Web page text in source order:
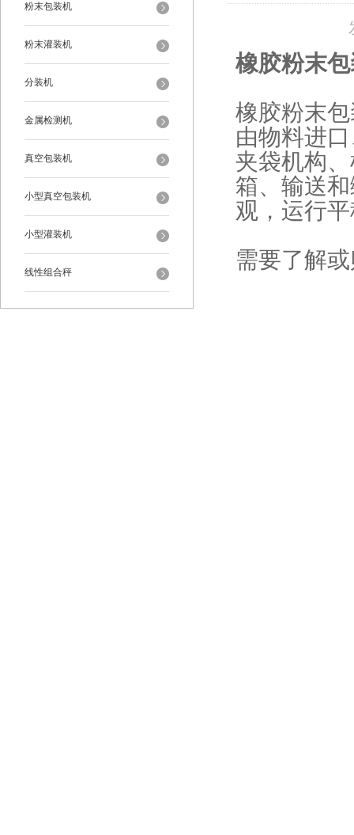
粉末包装机
粉末灌装机
分装机
金属检测机
真空包装机
小型真空包装机
小型灌装机
线性组合秤
橡胶粉末
橡胶粉末
由物料进
夹袋机构
箱、输送
观，运行
需要了解